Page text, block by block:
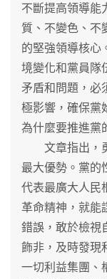
不斷提高領導能
質、不變色、不
的堅強領導核心
境變化和黨員隊
矛盾和問題，必
極影響，確保黨
為什麼要推進黨
文章指出，勇
最大優勢。黨的
代表最廣大人民
革命精神，就能
錯誤，敢於檢視
飾非，及時發現
一切利益集團、